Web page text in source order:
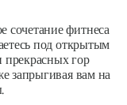
сочетание фитнеса
под открытым
гор
запрыгивая вам на